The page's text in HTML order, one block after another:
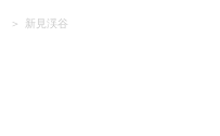
新見渓谷